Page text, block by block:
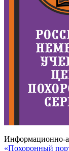
Информационно-
«Похоронный